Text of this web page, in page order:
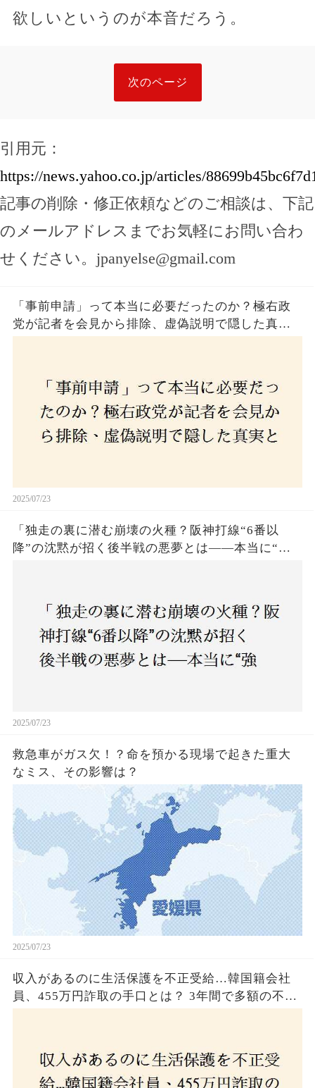
欲しいというのが本音だろう。
次のページ
引用元：
https://news.yahoo.co.jp/articles/
記事の削除・修正依頼などのご相談は、下記
のメールアドレスまでお気軽にお問い合わ
せください。 jpanyelse@gmail.com
「事前申請」って本当に必要だったのか？極右政
党が記者を会見から排除、虚偽説明で隠した真実
2025/07/23
「独走の裏に潜む崩壊の火種？阪神打線“6番以
降”の沈黙が招く後半戦の悪夢とは——本当に“強
2025/07/23
救急車がガス欠！？命を預かる現場で起きた重大
なミス、その影響は？
2025/07/23
収入があるのに生活保護を不正受給…韓国籍会社
員、455万円詐取の手口とは？ 3年間で多額の不正